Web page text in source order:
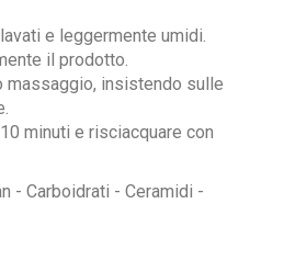
e leggermente umidi.
il prodotto.
massaggio, insistendo sulle
minuti e risciacquare con
- Carboidrati - Ceramidi -